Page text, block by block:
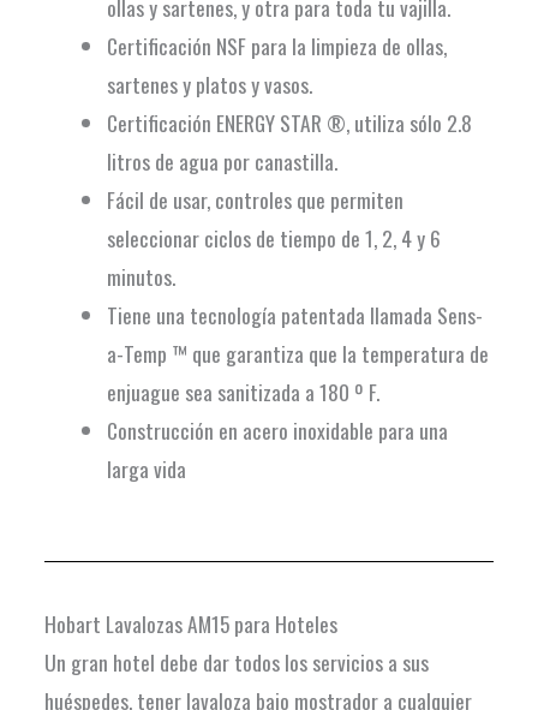
ollas y sartenes, y otra para toda tu vajilla.
Certificación NSF para la limpieza de ollas,
sartenes y platos y vasos.
Certificación ENERGY STAR ®, utiliza sólo 2.8
litros de agua por canastilla.
Fácil de usar, controles que permiten
seleccionar ciclos de tiempo de 1, 2, 4 y 6
minutos.
Tiene una tecnología patentada llamada Sens-
a-Temp ™ que garantiza que la temperatura de
enjuague sea sanitizada a 180 º F.
Construcción en acero inoxidable para una
larga vida
Hobart Lavalozas AM15 para Hoteles
Un gran hotel debe dar todos los servicios a sus
huéspedes, tener lavaloza bajo mostrador a cualquier